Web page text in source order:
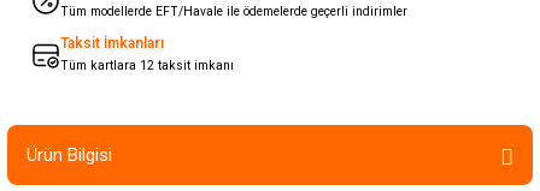
Tüm modellerde EFT/Havale ile ödemelerde geçerli indirimler
Taksit İmkanları
Tüm kartlara 12 taksit imkanı
Ürün Bilgisi